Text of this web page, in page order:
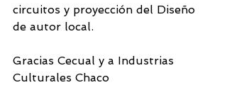
circuitos y proyección del Diseño
de autor local.
Gracias Cecual y a Industrias
Culturales Chaco